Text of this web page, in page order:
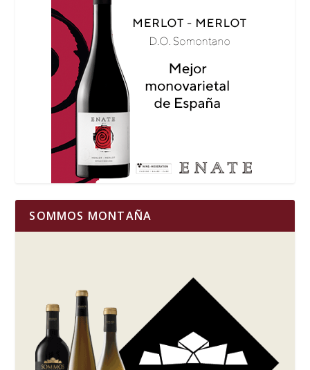
SOMMOS MONTAÑA